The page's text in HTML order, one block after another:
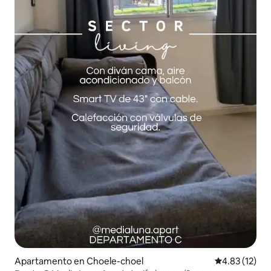
Apartamento en Choele-choel Calificación
4.83 (12)